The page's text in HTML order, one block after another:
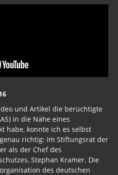
und Artikel die berüchtigte
in die Nähe eines
habe, konnte ich es selbst
richtig: Im Stiftungsrat der
als der Chef des
Stephan Kramer. Die
des deutschen